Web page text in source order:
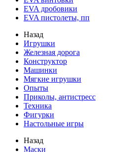
EVA дробовики
EVA пистолеты, пп
Назад
Игрушки
Железная дорога
Конструктор
Машинки
Мягкие игрушки
Опыты
Приколы, антистресс
Техника
Фигурки
Настольные игры
Назад
Маски